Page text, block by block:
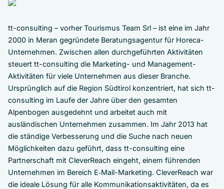
tt-consulting – vorher Tourismus Team Srl – ist eine im Jahr
2000 in Meran gegründete Beratungsagentur für Horeca-
Unternehmen. Zwischen allen durchgeführten Aktivitäten
steuert tt-consulting die Marketing- und Management-
Aktivitäten für viele Unternehmen aus dieser Branche.
Ursprünglich auf die Region Südtirol konzentriert, hat sich tt-
consulting im Laufe der Jahre über den gesamten
Alpenbogen ausgedehnt und arbeitet auch mit
ausländischen Unternehmen zusammen. Im Jahr 2013 hat
die ständige Verbesserung und die Suche nach neuen
Möglichkeiten dazu geführt, dass tt-consulting eine
Partnerschaft mit CleverReach eingeht, einem führenden
Unternehmen im Bereich E‑Mail-Marketing. CleverReach war
die ideale Lösung für alle Kommunikationsaktivitäten, da es